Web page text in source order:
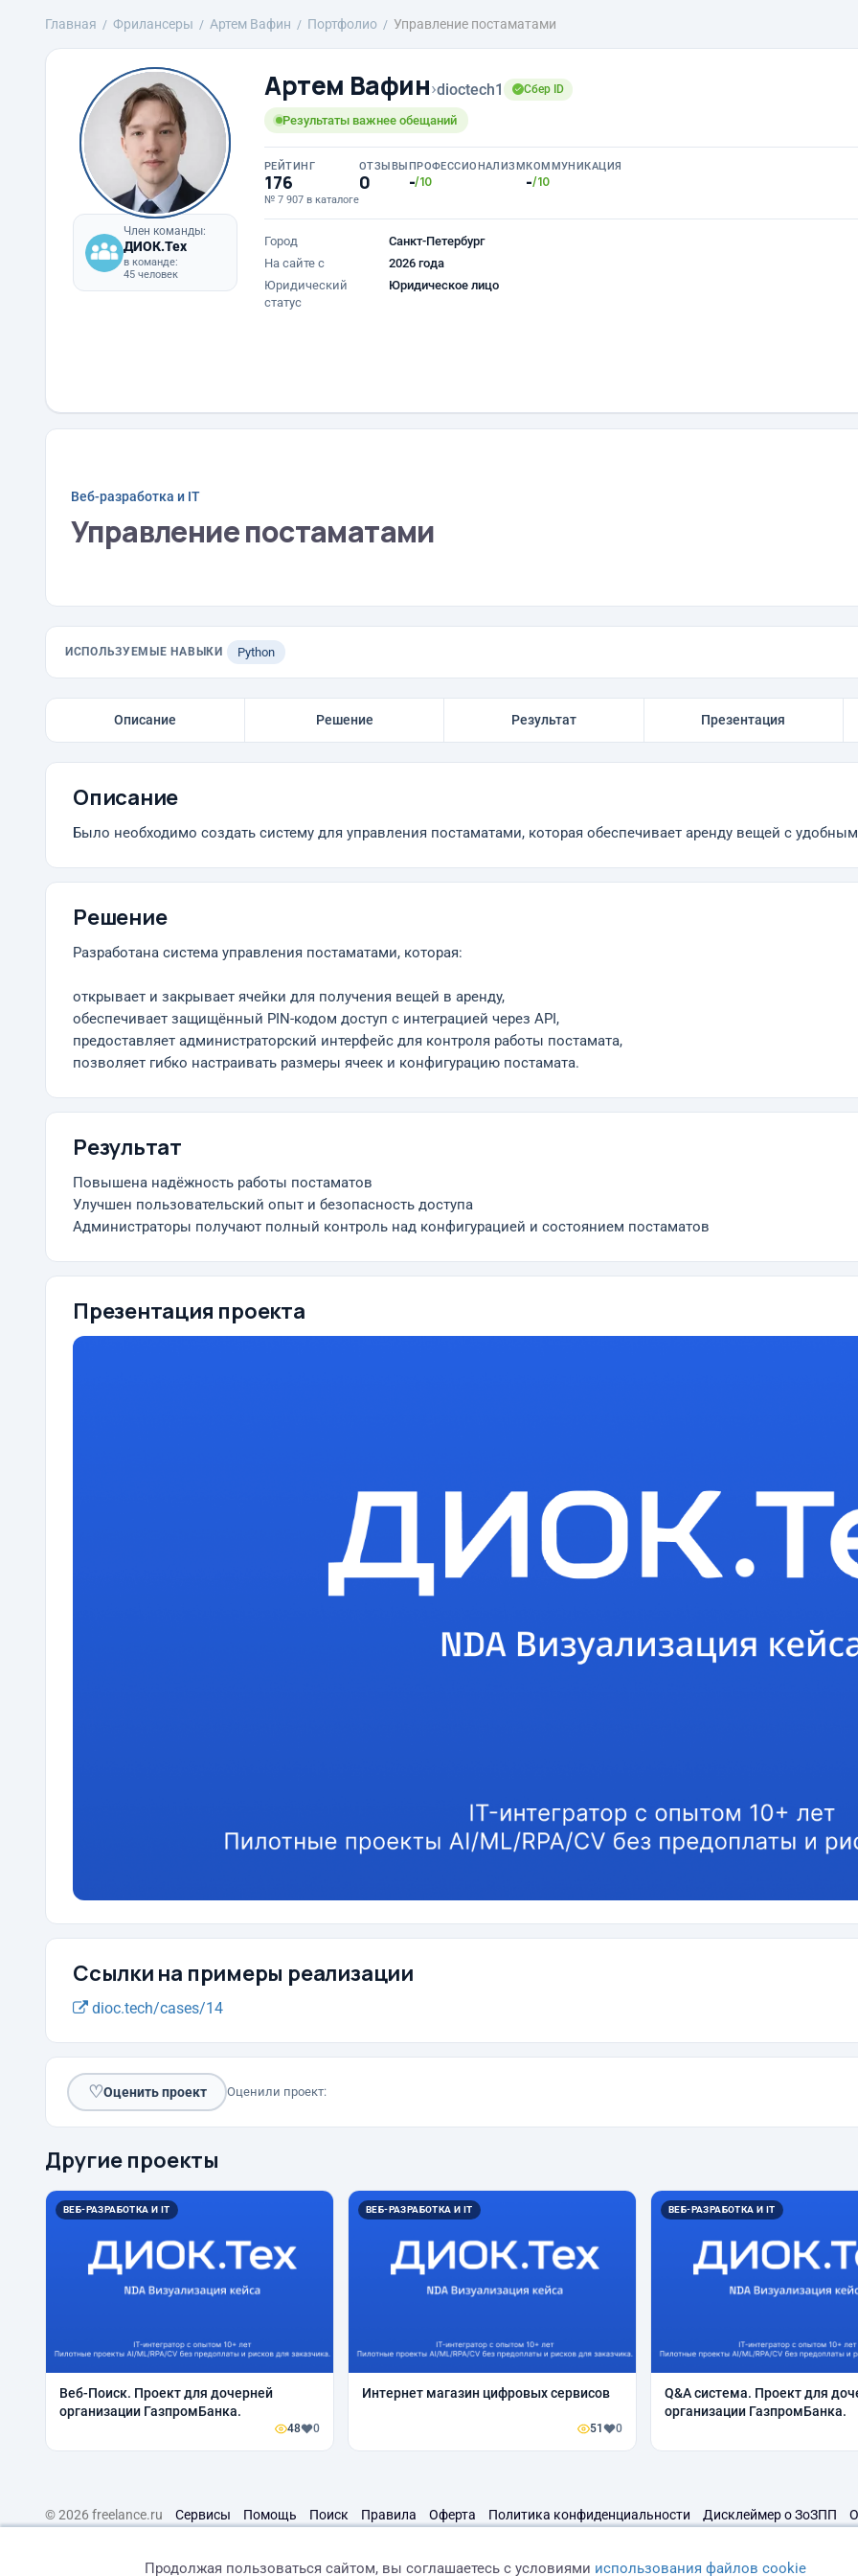
Главная Фрилансеры Артем Вафин Портфолио Управление постаматами
Член команды:
ДИОК.Тех
в команде:
45 человек
Артем Вафин›dioctech1 Сбер ID
Результаты важнее обещаний
РЕЙТИНГ
176
№ 7 907 в каталоге
ОТЗЫВЫ
0
ПРОФЕССИОНАЛИЗМ
-/10
КОММУНИКАЦИЯ
-/10
Город
Санкт-Петербург
На сайте с
2026 года
Юридический
статус
Юридическое лицо
Веб-разработка и IT
Управление постаматами
ИСПОЛЬЗУЕМЫЕ НАВЫКИ Python
Описание Решение Результат Презентация
Описание
Было необходимо создать систему для управления постаматами, которая обеспечивает аренду вещей с
Решение
Разработана система управления постаматами, которая:
открывает и закрывает ячейки для получения вещей в аренду,
обеспечивает защищённый PIN-кодом доступ с интеграцией через API,
предоставляет администраторский интерфейс для контроля работы постамата,
позволяет гибко настраивать размеры ячеек и конфигурацию постамата.
Результат
Повышена надёжность работы постаматов
Улучшен пользовательский опыт и безопасность доступа
Администраторы получают полный контроль над конфигурацией и состоянием постаматов
Презентация проекта
Ссылки на примеры реализации
dioc.tech/cases/14
♡Оценить проект Оценили проект:
Другие проекты
ВЕБ-РАЗРАБОТКА И IT
Веб-Поиск. Проект для дочерней
организации ГазпромБанка.
48 0
ВЕБ-РАЗРАБОТКА И IT
Интернет магазин цифровых сервисов
51 0
ВЕБ-РАЗРАБОТКА И IT
Q&A система. Проект для
организации ГазпромБанка.
© 2026 freelance.ru Сервисы Помощь Поиск Правила Оферта Политика конфиденциальности Дисклеймер о ЗоЗПП
Продолжая пользоваться сайтом, вы соглашаетесь с условиями использования файлов cookie